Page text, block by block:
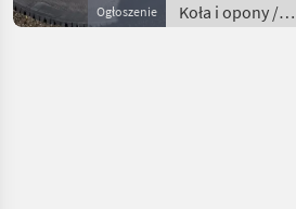
Ogłoszenie
Koła i opony /
Kompletne koła